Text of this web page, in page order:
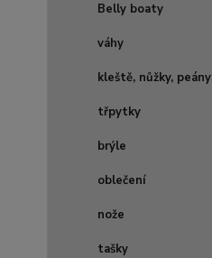
Belly boaty
váhy
kleště, nůžky, peány
třpytky
brýle
oblečení
nože
tašky